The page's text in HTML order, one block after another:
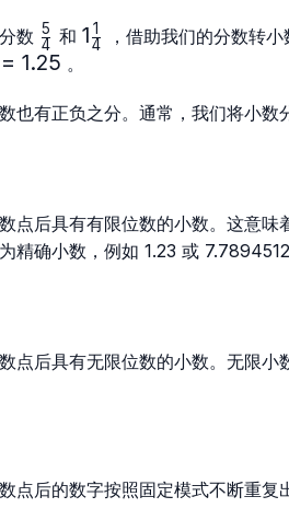
数 \frac{5}
{4}
4
5 和 1\frac{1}
14
1
，借助我们的分数转
= 1.25 。
也有正负之分。通常，我们将小数
点后具有有限位数的小数。这意
精确小数，例如 1.23 或
点后具有无限位数的小数。无限
点后的数字按照固定模式不断重复